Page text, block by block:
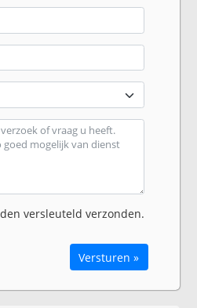
versleuteld verzonden.
Versturen »